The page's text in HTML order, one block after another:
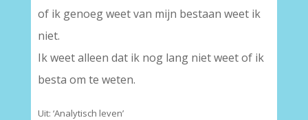
of ik genoeg weet van mijn bestaan weet ik
niet.
Ik weet alleen dat ik nog lang niet weet of ik
besta om te weten.
Uit: ‘Analytisch leven’